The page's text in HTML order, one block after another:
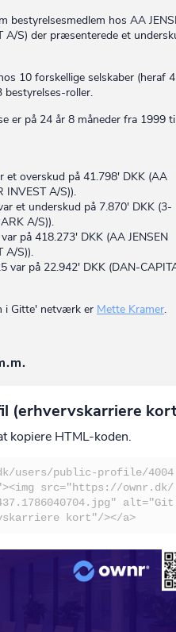
bestyrelsesmedlem hos AA
A/S) der præsenterede et
10 forskellige selskaber (heraf
bestyrelses-roller.
er på 24 år 8 måneder fra 1999
et overskud på 41.798' DKK (AA
INVEST A/S)).
et underskud på 7.870' DKK (3-
A/S)).
på 418.273' DKK (AA JENSEN
A/S)).
var på 22.942' DKK (DAN-
i Gitte' netværk er Mette Kramer.
(erhvervskarriere
kopiere HTML-koden.
users/public-profile/4004
src="https://ownr.dk/
alt="Git
kort"/></a>